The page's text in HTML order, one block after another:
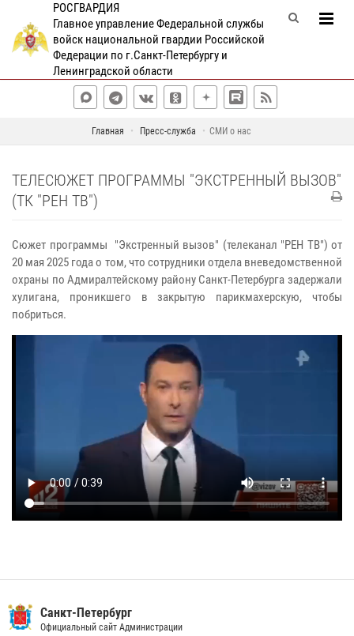
РОСГВАРДИЯ
Главное управление Федеральной службы
войск национальной гвардии Российской
Федерации по г.Санкт-Петербургу и
Ленинградской области
Главная Пресс-служба СМИ о нас
ТЕЛЕСЮЖЕТ ПРОГРАММЫ "ЭКСТРЕННЫЙ ВЫЗОВ"
(ТК "РЕН ТВ")
Сюжет программы "Экстренный вызов" (телеканал "РЕН ТВ") от
20 мая 2025 года о том, что сотрудники отдела вневедомственной
охраны по Адмиралтейскому району Санкт-Петербурга задержали
хулигана, проникшего в закрытую парикмахерскую, чтобы
побриться.
Санкт-Петербург
Официальный сайт Администрации